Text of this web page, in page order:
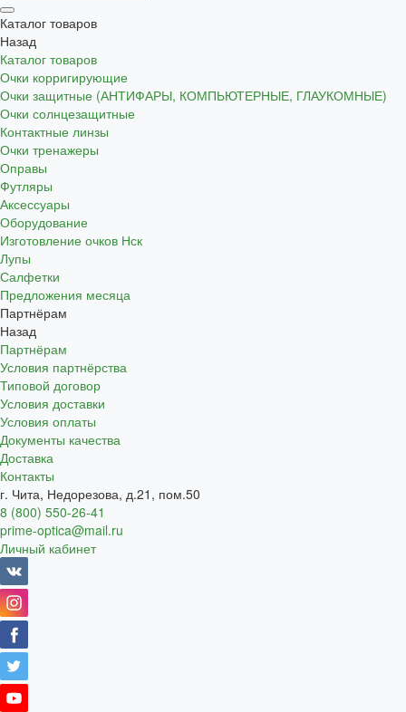
Каталог товаров
Назад
Каталог товаров
Очки корригирующие
Очки защитные (АНТИФАРЫ, КОМПЬЮТЕРНЫЕ, ГЛАУКОМНЫЕ)
Очки солнцезащитные
Контактные линзы
Очки тренажеры
Оправы
Футляры
Аксессуары
Оборудование
Изготовление очков Нск
Лупы
Салфетки
Предложения месяца
Партнёрам
Назад
Партнёрам
Условия партнёрства
Типовой договор
Условия доставки
Условия оплаты
Документы качества
Доставка
Контакты
г. Чита, Недорезова, д.21, пом.50
8 (800) 550-26-41
prime-optica@mail.ru
Личный кабинет